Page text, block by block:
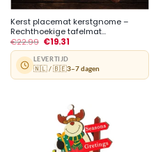
Kerst placemat kerstgnome –
Rechthoekige tafelmat...
€22.99 €19.31
LEVERTIJD
🇳🇱 / 🇧🇪3–7 dagen